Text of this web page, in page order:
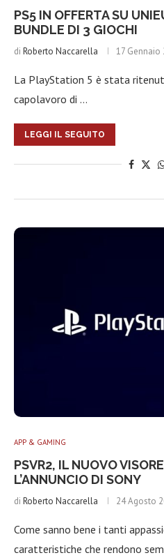
PS5 IN OFFERTA SU
BUNDLE DI 3 GIOCHI
di Roberto Naccarella 17 Gennaio
La PlayStation 5 è stata
capolavoro di …
LEGGI IL SEGUITO
APP & GAMING
PSVR2, IL NUOVO
L’ANNUNCIO DI SONY
di Roberto Naccarella 24 Agosto
Come sanno bene i tanti
caratteristiche che rendono